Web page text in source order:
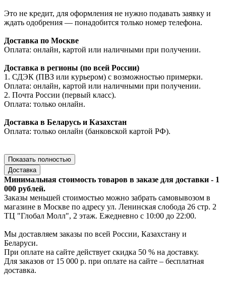
Это не кредит, для оформления не нужно подавать заявку и
ждать одобрения — понадобится только номер телефона.
Доставка по Москве
Оплата: онлайн, картой или наличными при получении.
Доставка в регионы (по всей России)
1. СДЭК (ПВЗ или курьером) с возможностью примерки.
Оплата: онлайн, картой или наличными при получении.
2. Почта России (первый класс).
Оплата: только онлайн.
Доставка в Беларусь и Казахстан
Оплата: только онлайн (банковской картой РФ).
Показать полностью
Доставка
Минимальная стоимость товаров в заказе для доставки - 1
000 рублей.
Заказы меньшей стоимостью можно забрать самовывозом в
магазине в Москве по адресу ул. Ленинская слобода 26 стр. 2
ТЦ "Глобал Молл", 2 этаж. Ежедневно с 10:00 до 22:00.
Мы доставляем заказы по всей России, Казахстану и
Беларуси.
При оплате на сайте действует скидка 50 % на доставку.
Для заказов от 15 000 р. при оплате на сайте – бесплатная
доставка.